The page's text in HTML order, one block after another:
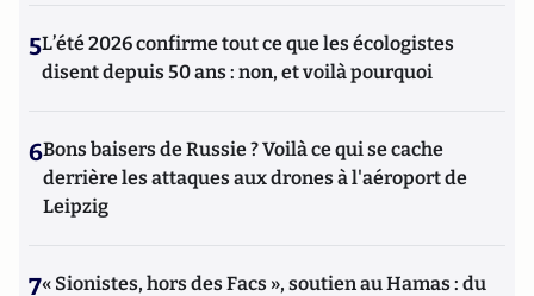
5L’été 2026 confirme tout ce que les écologistes
disent depuis 50 ans : non, et voilà pourquoi
6Bons baisers de Russie ? Voilà ce qui se cache
derrière les attaques aux drones à l'aéroport de
Leipzig
7« Sionistes, hors des Facs », soutien au Hamas : du